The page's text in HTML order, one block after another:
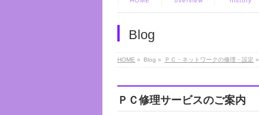
Blog
HOME » Blog » ＰＣ・ネットワークの修理・設定 »
ＰＣ修理サービスのご案内